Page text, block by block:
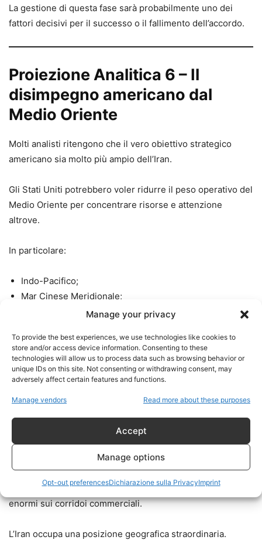
Manage your privacy
To provide the best experiences, we use technologies like cookies to
store and/or access device information. Consenting to these
technologies will allow us to process data such as browsing behavior or
unique IDs on this site. Not consenting or withdrawing consent, may
adversely affect certain features and functions.
Manage vendors Read more about these purposes
Accept
Manage options
Opt-out preferencesDichiarazione sulla PrivacyImprint
La gestione di questa fase sarà probabilmente uno dei
fattori decisivi per il successo o il fallimento dell’accordo.
Proiezione Analitica 6 – Il
disimpegno americano dal
Medio Oriente
Molti analisti ritengono che il vero obiettivo strategico
americano sia molto più ampio dell’Iran.
Gli Stati Uniti potrebbero voler ridurre il peso operativo del
Medio Oriente per concentrare risorse e attenzione
altrove.
In particolare:
Indo-Pacifico;
Mar Cinese Meridionale;
In questa prospettiva il memorandum non sarebbe il
traguardo finale, ma uno strumento per liberare risorse
strategiche.
Proiezione Analitica 7 – Il nuovo
asse euro-asiatico
Una normalizzazione iraniana potrebbe avere effetti
enormi sui corridoi commerciali.
L’Iran occupa una posizione geografica straordinaria.